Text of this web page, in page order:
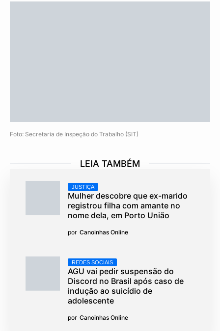
Foto: Secretaria de Inspeção do Trabalho (SIT)
LEIA TAMBÉM
JUSTIÇA
Mulher descobre que ex-marido
registrou filha com amante no
nome dela, em Porto União
por Canoinhas Online
REDES SOCIAIS
AGU vai pedir suspensão do
Discord no Brasil após caso de
indução ao suicídio de
adolescente
por Canoinhas Online